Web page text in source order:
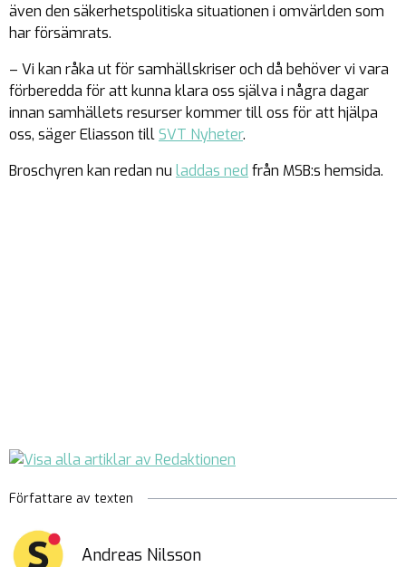
även den säkerhetspolitiska situationen i omvärlden som
har försämrats.
– Vi kan råka ut för samhällskriser och då behöver vi vara
förberedda för att kunna klara oss själva i några dagar
innan samhällets resurser kommer till oss för att hjälpa
oss, säger Eliasson tillSVT Nyheter.
Broschyren kan redan nu laddas ned från MSB:s hemsida.
Författare av texten
Andreas Nilsson